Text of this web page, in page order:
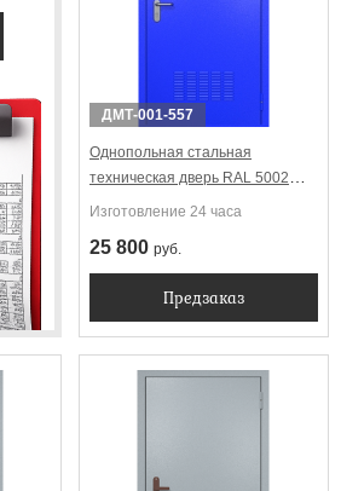
ДМТ-001-557
Однопольная стальная
техническая дверь RAL 5002
(вентиляция)
Изготовление 24 часа
25 800 руб.
Предзаказ